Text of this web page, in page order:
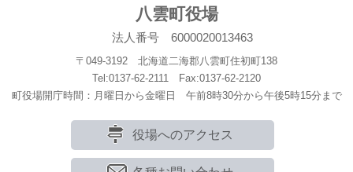
八雲町役場
法人番号 6000020013463
〒049-3192 北海道二海郡八雲町住初町138
Tel:0137-62-2111 Fax:0137-62-2120
町役場開庁時間：月曜日から金曜日 午前8時30分から午後5時15分まで
役場へのアクセス